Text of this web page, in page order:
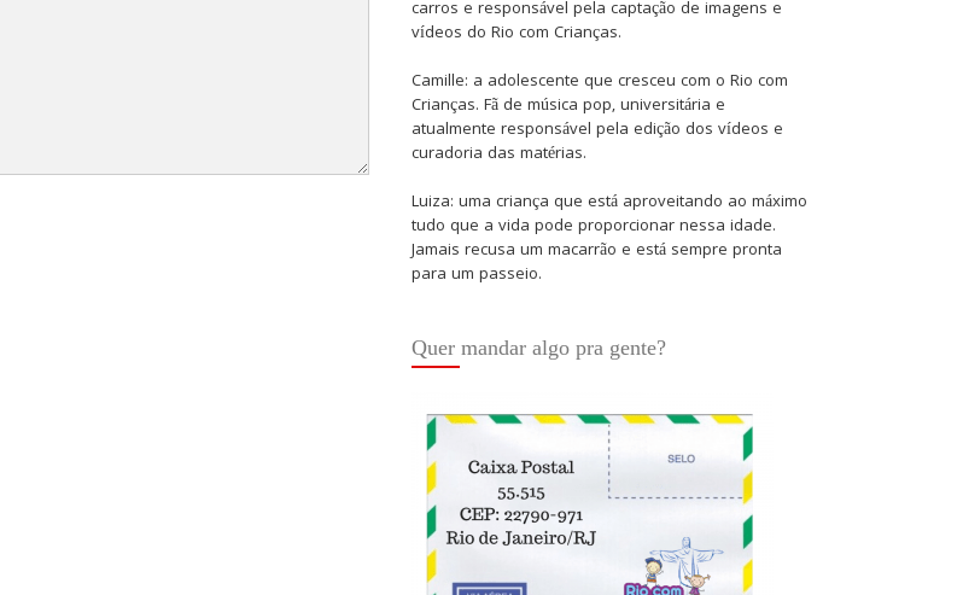
carros e responsável pela captação de imagens e
vídeos do Rio com Crianças.
Camille: a adolescente que cresceu com o Rio com
Crianças. Fã de música pop, universitária e
atualmente responsável pela edição dos vídeos e
curadoria das matérias.
Luiza: uma criança que está aproveitando ao máximo
tudo que a vida pode proporcionar nessa idade.
Jamais recusa um macarrão e está sempre pronta
para um passeio.
Quer mandar algo pra gente?